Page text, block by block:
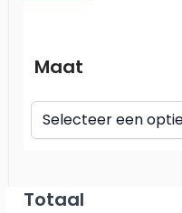
Maat
Totaal